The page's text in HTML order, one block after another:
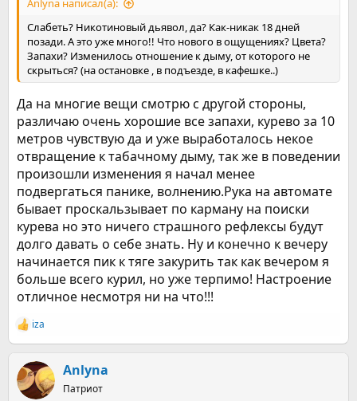
Anlyna написал(а):
Слабеть? Никотиновый дьявол, да? Как-никак 18 дней
позади. А это уже много!! Что нового в ощущениях? Цвета?
Запахи? Изменилось отношение к дыму, от которого не
скрыться? (на остановке , в подъезде, в кафешке..)
Да на многие вещи смотрю с другой стороны,
различаю очень хорошие все запахи, курево за 10
метров чувствую да и уже выработалось некое
отвращение к табачному дыму, так же в поведении
произошли изменения я начал менее
подвергаться панике, волнению.Рука на автомате
бывает проскальзывает по карману на поиски
курева но это ничего страшного рефлексы будут
долго давать о себе знать. Ну и конечно к вечеру
начинается пик к тяге закурить так как вечером я
больше всего курил, но уже терпимо! Настроение
отличное несмотря ни на что!!!
Р
е
к
ц
и
iza
Anlyna
Патриот